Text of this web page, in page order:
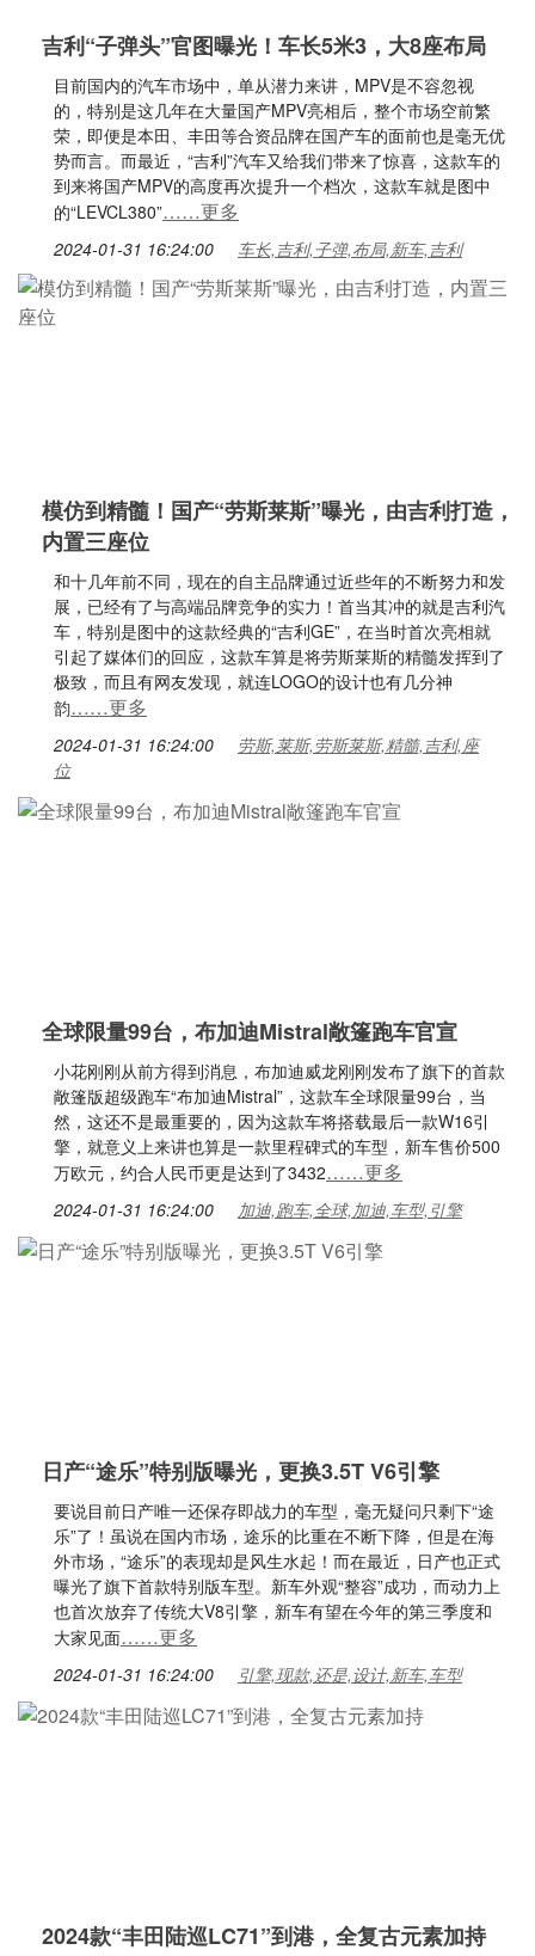
吉利“子弹头”官图曝光！车长5米3，大8座布局
目前国内的汽车市场中，单从潜力来讲，MPV是不容忽视
的，特别是这几年在大量国产MPV亮相后，整个市场空前繁
荣，即便是本田、丰田等合资品牌在国产车的面前也是毫无优
势而言。而最近，“吉利”汽车又给我们带来了惊喜，这款车的
到来将国产MPV的高度再次提升一个档次，这款车就是图中
的“LEVCL380”……更多
2024-01-31 16:24:00 车长,吉利,子弹,布局,新车,吉利
模仿到精髓！国产“劳斯莱斯”曝光，由吉利打造，
内置三座位
和十几年前不同，现在的自主品牌通过近些年的不断努力和发
展，已经有了与高端品牌竞争的实力！首当其冲的就是吉利汽
车，特别是图中的这款经典的“吉利GE”，在当时首次亮相就
引起了媒体们的回应，这款车算是将劳斯莱斯的精髓发挥到了
极致，而且有网友发现，就连LOGO的设计也有几分神
韵……更多
2024-01-31 16:24:00
劳斯,莱斯,劳斯莱斯,精髓,吉利,座
位
全球限量99台，布加迪Mistral敞篷跑车官宣
小花刚刚从前方得到消息，布加迪威龙刚刚发布了旗下的首款
敞篷版超级跑车“布加迪Mistral”，这款车全球限量99台，当
然，这还不是最重要的，因为这款车将搭载最后一款W16引
擎，就意义上来讲也算是一款里程碑式的车型，新车售价500
万欧元，约合人民币更是达到了3432……更多
2024-01-31 16:24:00 加迪,跑车,全球,加迪,车型,引擎
日产“途乐”特别版曝光，更换3.5T V6引擎
要说目前日产唯一还保存即战力的车型，毫无疑问只剩下“途
乐”了！虽说在国内市场，途乐的比重在不断下降，但是在海
外市场，“途乐”的表现却是风生水起！而在最近，日产也正式
曝光了旗下首款特别版车型。新车外观“整容”成功，而动力上
也首次放弃了传统大V8引擎，新车有望在今年的第三季度和
大家见面……更多
2024-01-31 16:24:00 引擎,现款,还是,设计,新车,车型
2024款“丰田陆巡LC71”到港，全复古元素加持